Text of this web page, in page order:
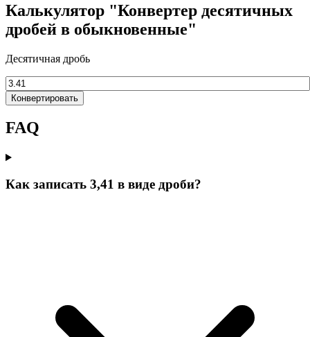
Калькулятор "Конвертер десятичных
дробей в обыкновенные"
Десятичная дробь
Конвертировать
FAQ
Как записать 3,41 в виде дроби?